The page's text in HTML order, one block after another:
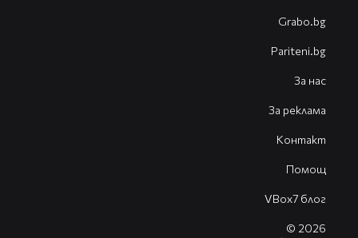
Grabo.bg
Pariteni.bg
За нас
За реклама
Контакт
Помощ
VBox7 блог
© 2026